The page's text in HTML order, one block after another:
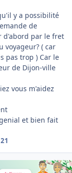
y a possibilité
de
d'abord par le fret
voyageur? ( car
pas trop ) Car le
de Dijon-ville
vous m'aidez
et bien fait